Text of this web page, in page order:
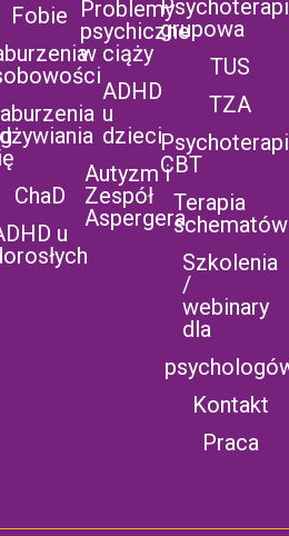
Fobie
ChaD
u
Problemy
psychiczne
w ciąży
ADHD
u
dzieci
Autyzm i
Zespół
Aspergera
grupowa
TUS
TZA
CBT
Terapia
schematów
Szkolenia
/
webinary
dla
Kontakt
Praca